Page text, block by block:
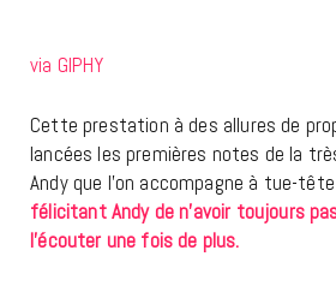
via GIPHY
Cette prestation à des allures de
lancées les premières notes de la
Andy que l’on accompagne à tue-
félicitant Andy de n’avoir toujours
l’écouter une fois de plus.